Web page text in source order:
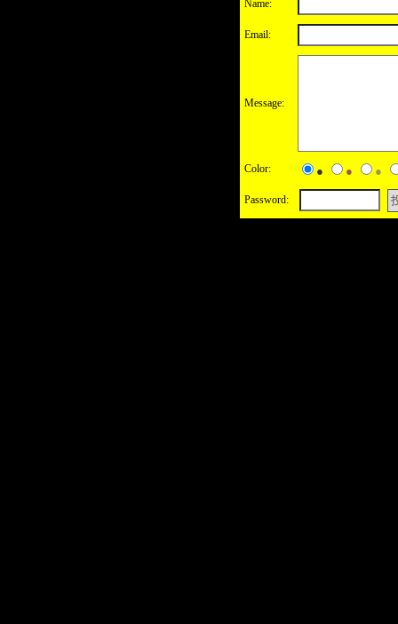
Name:
Email:
Message:
Color: ● ● ●
Password: